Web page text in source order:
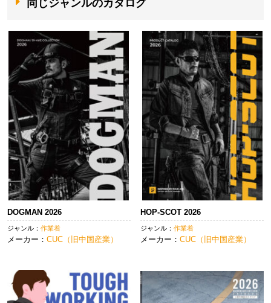
同じジャンルのカタログ
DOGMAN 2026
ジャンル： 作業着
メーカー： CUC（旧中国産業）
HOP-SCOT 2026
ジャンル：作業着
メーカー：CUC（旧中国産業）